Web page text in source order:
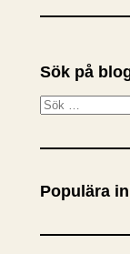
Sök på
S
k
Populära